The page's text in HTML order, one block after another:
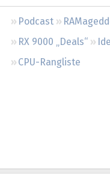
Podcast
RX 9000 „Deals“
CPU-Rangliste